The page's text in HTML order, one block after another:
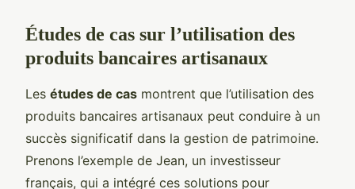
Études de cas sur l’utilisation des
produits bancaires artisanaux
Les études de cas montrent que l’utilisation des
produits bancaires artisanaux peut conduire à un
succès significatif dans la gestion de patrimoine.
Prenons l’exemple de Jean, un investisseur
français, qui a intégré ces solutions pour